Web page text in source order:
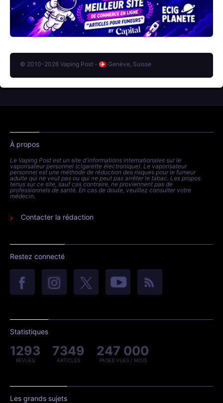
© 2010-2026 Vaping Post - Genève, Suisse
À propos
Le Vaping Post est un site d'informations internationales sur le
vaporisateur personnel (cigarette électronique). Le vaporisateur
personnel est une méthode de réduction des risques pour le fumeur
adulte qui ne veut pas ou qui ne peut pas arrêter le tabac. Les propos
tenus sur ce site, sauf cas contraire, ne proviennent pas de
professionnels de santé. En cas de doute, veuillez consulter votre
médecin.
Contacter la rédaction
Restez connecté
Statistiques
1293
REVUES
7349
ARTICLES
247 000
PAGES VUES / MOIS
Les grands sujets